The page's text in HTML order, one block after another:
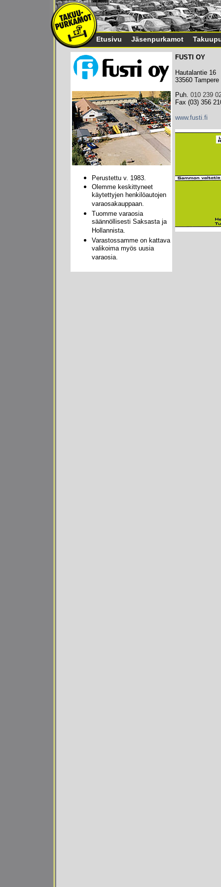
Etusivu Jäsenpurkamot
Perustettu v. 1983.
Olemme keskittyneet
käytettyjen henkilöautojen
varaosakauppaan.
Tuomme varaosia
säännöllisesti Saksasta ja
Hollannista.
Varastossamme on kattava
valikoima myös uusia
varaosia.
FUSTI OY
Hautalantie 16
33560 Tampere
Puh. 010 239
Fax (03) 356
www.fusti.fi